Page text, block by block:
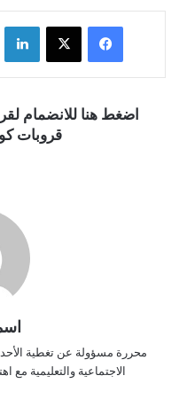
فيسبوك ‫X
اضغط هنا للانضمام
قروبات
محررة مسؤولة عن تغطية
الاجتماعية والتعليمية مع